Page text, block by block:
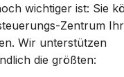
wichtiger ist: Sie
Zentrum
Wir unterstützen
die größten: